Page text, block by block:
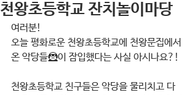
천왕초등학교 잔치놀이마당
여러분!
오늘 평화로운 천왕초등학교에 천왕문집에서
온 악당들🦹이 잠입했다는 사실 아시나요?!
천왕초등학교 친구들은 악당을 물리치고 다